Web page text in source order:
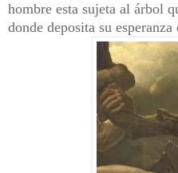
hombre esta sujeta al árbol
donde deposita su esperanza